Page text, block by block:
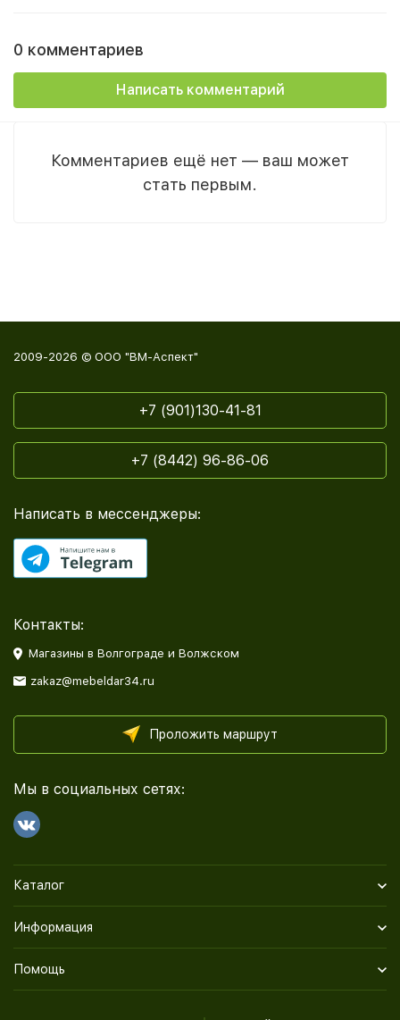
0 комментариев
Написать комментарий
Комментариев ещё нет — ваш может
стать первым.
2009-2026 © ООО "ВМ-Аспект"
+7 (901)130-41-81
+7 (8442) 96-86-06
Написать в мессенджеры:
Контакты:
Магазины в Волгограде и Волжском
zakaz@mebeldar34.ru
Проложить маршрут
Мы в социальных сетях:
Каталог
Информация
Помощь